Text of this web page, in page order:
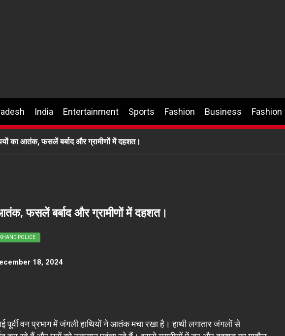
India Entertainment Sports Fashion Business Fashion
का आतंक, फसलें बर्बाद और ग्रामीणों में दहशत।
फसलें बर्बाद और ग्रामीणों में दहशत।
POLICE
18, 2024
पूर्वी वन प्रभाग में जंगली हाथियों ने आतंक मचा रखा है। हाथी लगातार जंगलों से